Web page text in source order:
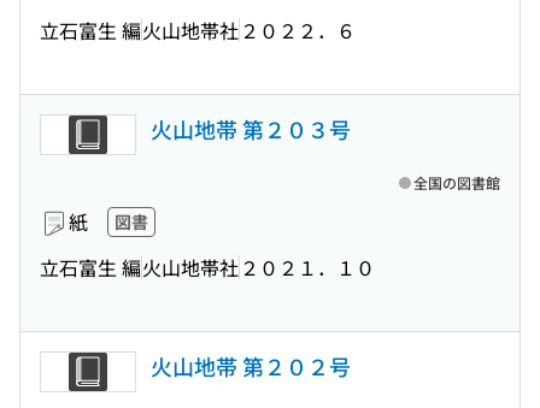
立石富生 編火山地帯社 ２０２２．６
火山地帯 第２０３号
紙 図書
立石富生 編火山地帯社 ２０２１．１０
全国の図書館
火山地帯 第２０２号